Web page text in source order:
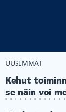
UUSIMMAT
Kehut
se näin voi